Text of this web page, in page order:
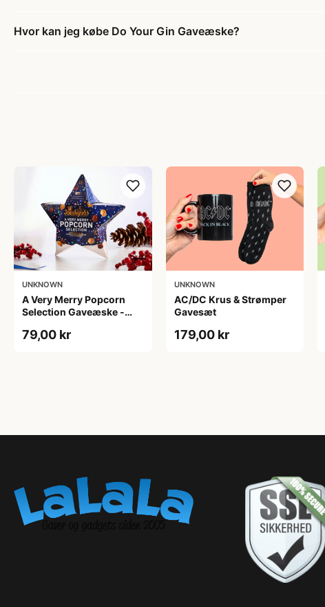
Hvor kan jeg købe Do Your Gin Gaveæske?
UNKNOWN
A Very Merry Popcorn
Selection Gaveæske -
79,00 kr
UNKNOWN
AC/DC Krus & Strømper
Gavesæt
179,00 kr